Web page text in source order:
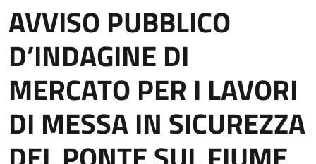
AVVISO PUBBLICO
D’INDAGINE DI
MERCATO PER I LAVORI
DI MESSA IN SICUREZZA